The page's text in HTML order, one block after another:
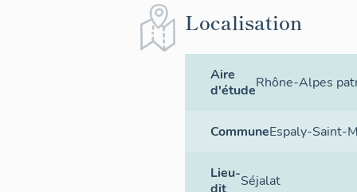
Localisation
Aire
d'étudeRhône-Alpes
CommuneEspaly-Saint-
Lieu-
dit
Séjalat